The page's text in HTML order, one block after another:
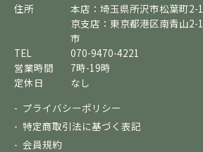
住所
本店：埼玉県所沢市松葉町2-
京支店：東京都港区南青山
市
TEL
070-9470-4221
営業時間
7時-19時
定休日
なし
プライバシーポリシー
特定商取引法に基づく表記
会員規約